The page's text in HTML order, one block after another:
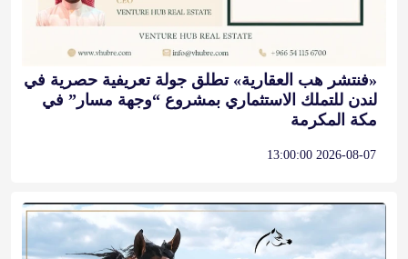
«فنتشر هب العقارية» تطلق جولة تعريفية حصرية في
لندن للتملك الاستثماري بمشروع “وجهة مسار” في
مكة المكرمة
2026-08-07 13:00:00